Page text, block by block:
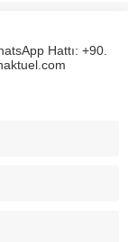
Hattı: +90.